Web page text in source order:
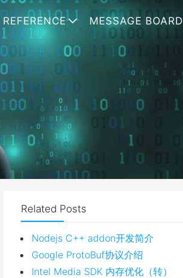
REFERENCE MESSAGE BOARD
Related Posts
Nodejs C++ addon开发简介
Google ProtoBuf协议介绍
Intel Media SDK 内存优化（转）